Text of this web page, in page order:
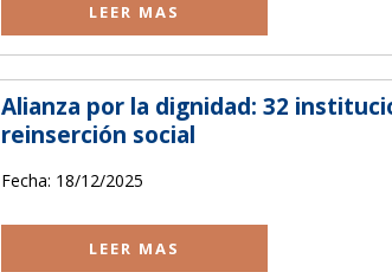
LEER MAS
Alianza por la dignidad: 32
reinserción social
Fecha: 18/12/2025
LEER MAS